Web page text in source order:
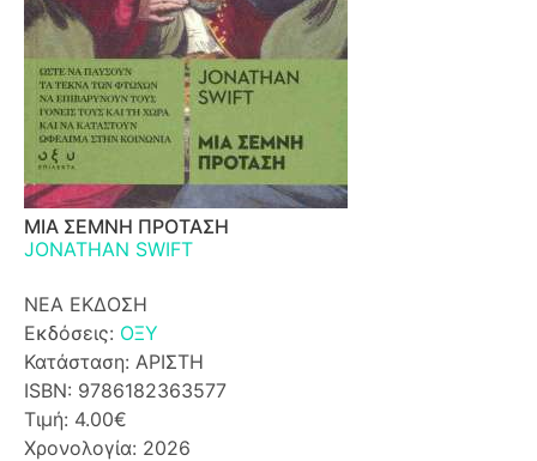
ΜΙΑ ΣΕΜΝΗ ΠΡΟΤΑΣΗ
JONATHAN SWIFT
ΝΕΑ ΕΚΔΟΣΗ
Εκδόσεις: ΟΞΥ
Κατάσταση: ΑΡΙΣΤΗ
ISBN: 9786182363577
Τιμή: 4.00€
Χρονολογία: 2026